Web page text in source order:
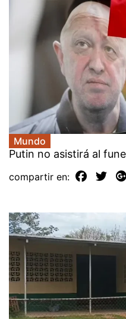
Mundo
Putin no asistirá al
compartir en: